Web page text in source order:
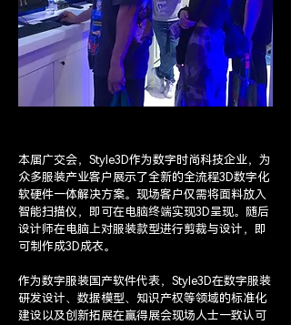
本届广交会，Style3D作为数字时尚科技企业，为
众多服装产业客户展示了全新的全流程3D数字化
软硬件一体解决方案。现场客户仅需将面料放入
智能扫描仪，即可在电脑终端实现3D呈现。随后
设计师在电脑上对服装款型进行剪裁与设计，即
可制作成3D成衣。
作为数字服装国产软件代表，Style3D在数字服装
研发设计、数据模型、知识产权等领域的标准化
建设以及创新拓展在赢得展会现场人士一致认可